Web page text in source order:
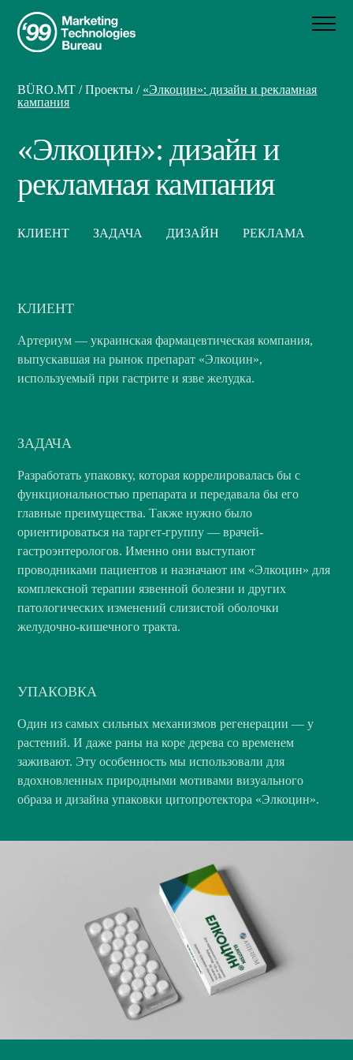
BÜRO.MT /Проекты / «Элкоцин»: дизайн и рекламная
кампания
«Элкоцин»: дизайн и
рекламная кампания
КЛИЕНТ ЗАДАЧА ДИЗАЙН РЕКЛАМА
КЛИЕНТ
Артериум — украинская фармацевтическая компания,
выпускавшая на рынок препарат «Элкоцин»,
используемый при гастрите и язве желудка.
ЗАДАЧА
Разработать упаковку, которая коррелировалась бы с
функциональностью препарата и передавала бы его
главные преимущества. Также нужно было
ориентироваться на таргет-группу — врачей-
гастроэнтерологов. Именно они выступают
проводниками пациентов и назначают им «Элкоцин» для
комплексной терапии язвенной болезни и других
патологических изменений слизистой оболочки
желудочно-кишечного тракта.
УПАКОВКА
Один из самых сильных механизмов регенерации — у
растений. И даже раны на коре дерева со временем
заживают. Эту особенность мы использовали для
вдохновленных природными мотивами визуального
образа и дизайна упаковки цитопротектора «Элкоцин».